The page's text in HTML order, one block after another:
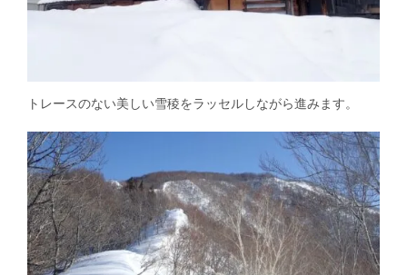
トレースのない美しい雪稜をラッセルしながら進みます。